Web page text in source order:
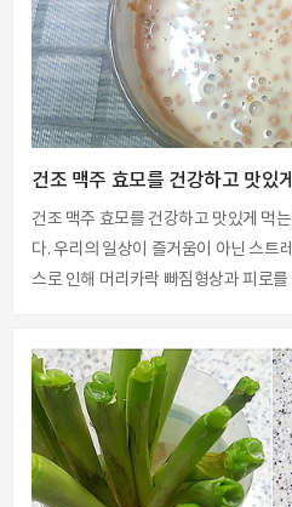
이 다이렉트는 무선공유기가 없으면
어요. 와이파이를 연결한뒤에 Wi..
건조 맥주 효모를 건강하고 맛있
건조 맥주 효모를 건강하고 맛있게 먹
다. 우리의 일상이 즐거움이 아닌 스트
스로 인해 머리카락 빠짐형상과 피로
야만 합니다. 이 맥주효모는 다른식품
이 있어요. 그래서 섭취하시면 혈당조
와 인슐린을 결합시켜줌으로 혈당을
레스로 인하여 탈모가 일어나는데요.
의 머리카락이 풍성하시다는 것이 이